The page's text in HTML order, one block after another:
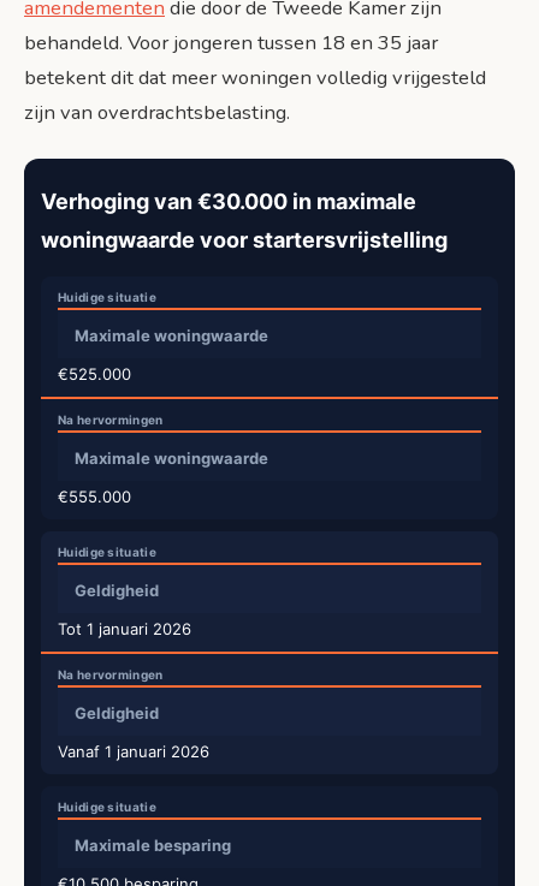
amendementen die door de Tweede Kamer zijn
behandeld. Voor jongeren tussen 18 en 35 jaar
betekent dit dat meer woningen volledig vrijgesteld
zijn van overdrachtsbelasting.
Verhoging van €30.000 in maximale
woningwaarde voor startersvrijstelling
Maximale woningwaarde
€525.000
Maximale woningwaarde
€555.000
Geldigheid
Tot 1 januari 2026
Geldigheid
Vanaf 1 januari 2026
Maximale besparing